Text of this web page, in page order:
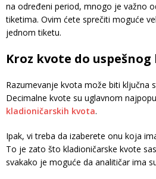
na određeni period, mnogo je važno
tiketima. Ovim ćete sprečiti moguće
jednom tiketu.
Kroz kvote do
Razumevanje kvota može biti ključna
Decimalne kvote su uglavnom
kladioničarskih kvota.
Ipak, vi treba da izaberete onu koja
To je zato što kladioničarske kvote
svakako je moguće da analitičar ima